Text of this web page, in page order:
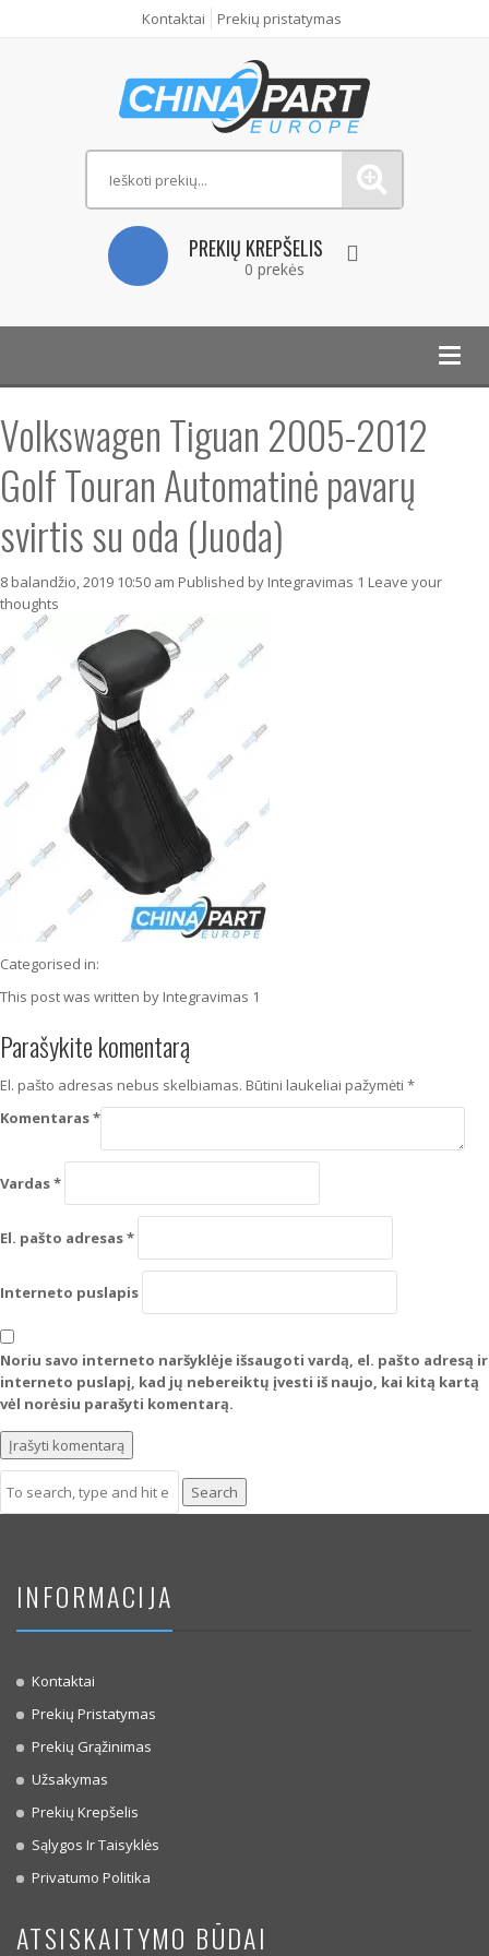
Kontaktai Prekių pristatymas
PREKIŲ KREPŠELIS
0 prekės
Volkswagen Tiguan 2005-2012
Golf Touran Automatinė pavarų
svirtis su oda (Juoda)
8 balandžio, 2019 10:50 am Published by Integravimas 1 Leave your
thoughts
Categorised in:
This post was written by Integravimas 1
Parašykite komentarą
El. pašto adresas nebus skelbiamas. Būtini laukeliai pažymėti *
Komentaras*
Vardas*
El. pašto adresas*
Interneto puslapis
Noriu savo interneto naršyklėje išsaugoti vardą, el. pašto adresą ir
interneto puslapį, kad jų nebereiktų įvesti iš naujo, kai kitą kartą
vėl norėsiu parašyti komentarą.
Search
INFORMACIJA
Kontaktai
Prekių Pristatymas
Prekių Grąžinimas
Užsakymas
Prekių Krepšelis
Sąlygos Ir Taisyklės
Privatumo Politika
ATSISKAITYMO BŪDAI